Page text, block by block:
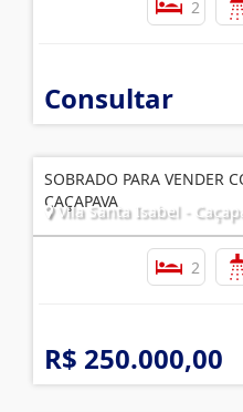
2
Consultar
SOBRADO PARA VENDER
CAÇAPAVA
Vila Santa Isabel -
2
R$ 250.000,00